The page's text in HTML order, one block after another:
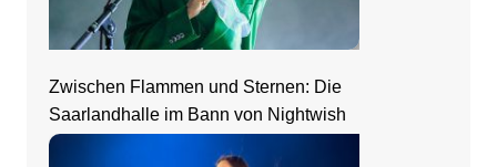
Zwischen Flammen und Sternen: Die
Saarlandhalle im Bann von Nightwish